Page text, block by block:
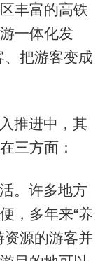
丰富的高铁
一体化发
、把游客变成
推进中，其
三方面：
。许多地方
，多年来“养
资源的游客并